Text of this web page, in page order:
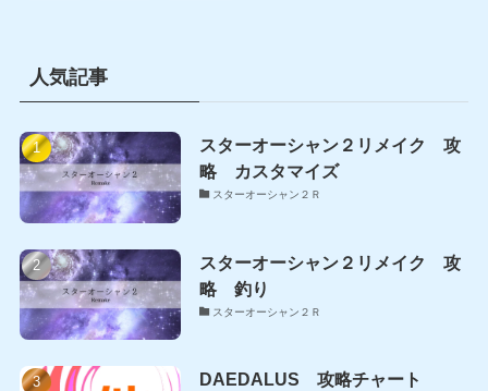
人気記事
スターオーシャン２リメイク 攻
略 カスタマイズ
スターオーシャン２Ｒ
スターオーシャン２リメイク 攻
略 釣り
スターオーシャン２Ｒ
DAEDALUS 攻略チャート